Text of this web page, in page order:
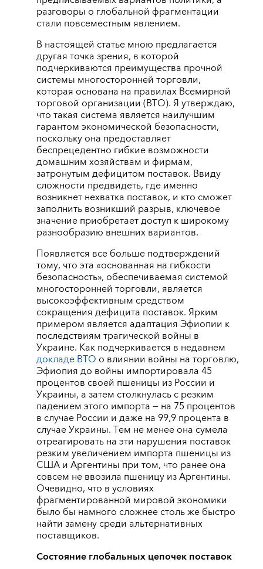
разговоры о глобальной фрагментации
стали повсеместным явлением.
В настоящей статье мною предлагается
другая точка зрения, в которой
подчеркиваются преимущества прочной
системы многосторонней торговли,
которая основана на правилах Всемирной
торговой организации (ВТО). Я утверждаю,
что такая система является наилучшим
гарантом экономической безопасности,
поскольку она предоставляет
беспрецедентно гибкие возможности
домашним хозяйствам и фирмам,
затронутым дефицитом поставок. Ввиду
сложности предвидеть, где именно
возникнет нехватка поставок, и кто сможет
заполнить возникший разрыв, ключевое
значение приобретает доступ к широкому
разнообразию внешних вариантов.
Появляется все больше подтверждений
тому, что эта «основанная на гибкости
безопасность», обеспечиваемая системой
многосторонней торговли, является
высокоэффективным средством
сокращения дефицита поставок. Ярким
примером является адаптация Эфиопии к
последствиям трагической войны в
Украине. Как подчеркивается в недавнем
докладе ВТО о влиянии войны на торговлю,
Эфиопия до войны импортировала 45
процентов своей пшеницы из России и
Украины, а затем столкнулась с резким
падением этого импорта — на 75 процентов
в случае России и даже на 99,9 процента в
случае Украины. Тем не менее она сумела
отреагировать на эти нарушения поставок
резким увеличением импорта пшеницы из
США и Аргентины при том, что ранее она
совсем не ввозила пшеницу из Аргентины.
Очевидно, что в условиях
фрагментированной мировой экономики
было бы намного сложнее столь же быстро
найти замену среди альтернативных
поставщиков.
Состояние глобальных цепочек поставок